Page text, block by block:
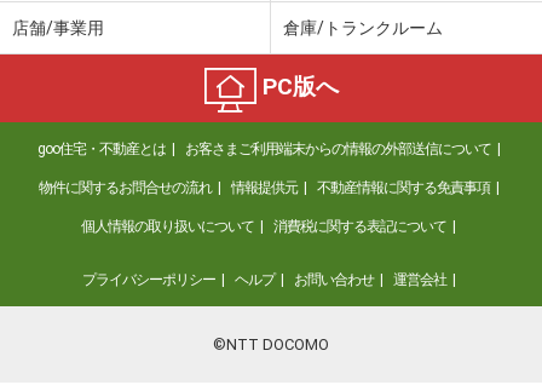
店舗/事業用 倉庫/トランクルーム
PC版へ
goo住宅・不動産とは お客さまご利用端末からの情報の外部送信について
物件に関するお問合せの流れ 情報提供元 不動産情報に関する免責事項
個人情報の取り扱いについて 消費税に関する表記について
プライバシーポリシー ヘルプ お問い合わせ 運営会社
©NTT DOCOMO